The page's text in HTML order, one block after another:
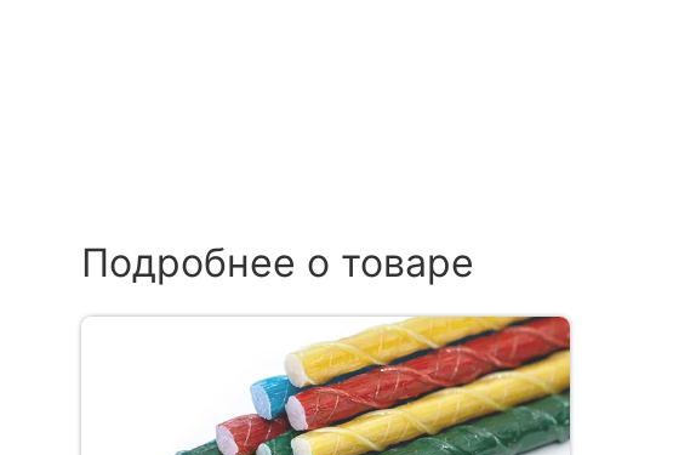
Подробнее о товаре